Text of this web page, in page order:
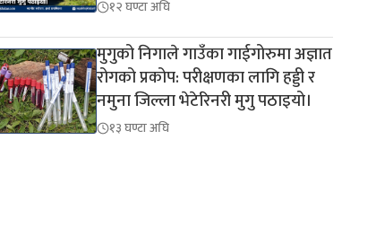
१२ घण्टा अघि
मुगुको निगाले गाउँका गाईगोरुमा अज्ञात
रोगको प्रकोप: परीक्षणका लागि हड्डी र
नमुना जिल्ला भेटेरिनरी मुगु पठाइयो।
१३ घण्टा अघि